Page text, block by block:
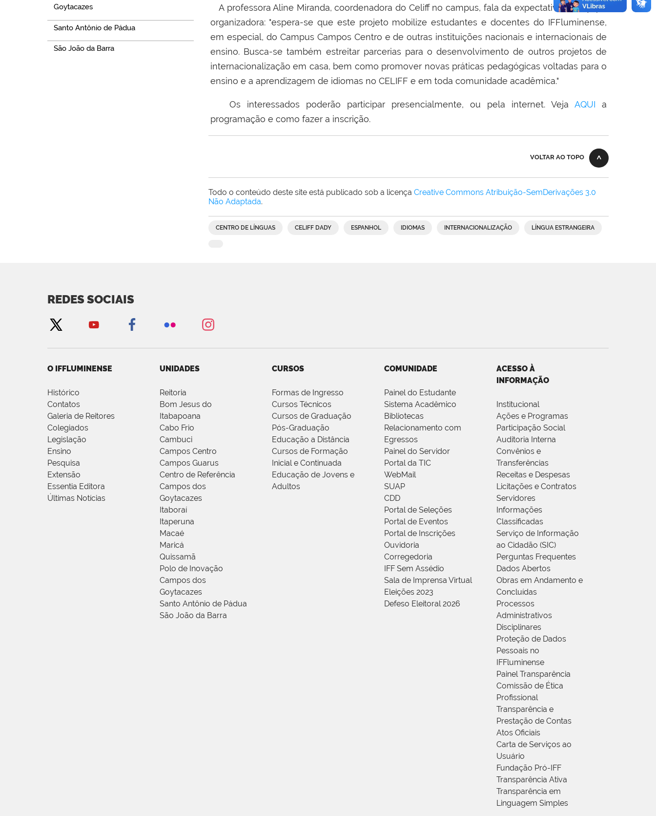
Goytacazes
Santo Antônio de Pádua
São João da Barra
A professora Aline Miranda, coordenadora do Celiff no campus, fala da expectativa da equipe
organizadora: "espera-se que este projeto mobilize estudantes e docentes do IFFluminense,
em especial, do Campus Campos Centro e de outras instituições nacionais e internacionais de
ensino. Busca-se também estreitar parcerias para o desenvolvimento de outros projetos de
internacionalização em casa, bem como promover novas práticas pedagógicas voltadas para o
ensino e a aprendizagem de idiomas no CELIFF e em toda comunidade acadêmica."
Os interessados poderão participar presencialmente, ou pela internet. Veja AQUI a
programação e como fazer a inscrição.
VOLTAR AO TOPO
Todo o conteúdo deste site está publicado sob a licença Creative Commons Atribuição-SemDerivações 3.0
Não Adaptada.
CENTRO DE LÍNGUAS CELIFF DADY ESPANHOL IDIOMAS INTERNACIONALIZAÇÃO LÍNGUA ESTRANGEIRA
REDES SOCIAIS
O IFFLUMINENSE
Histórico
Contatos
Galeria de Reitores
Colegiados
Legislação
Ensino
Pesquisa
Extensão
Essentia Editora
Últimas Notícias
UNIDADES
Reitoria
Bom Jesus do
Itabapoana
Cabo Frio
Cambuci
Campos Centro
Campos Guarus
Centro de Referência
Campos dos
Goytacazes
Itaboraí
Itaperuna
Macaé
Maricá
Quissamã
Polo de Inovação
Campos dos
Goytacazes
Santo Antônio de Pádua
São João da Barra
CURSOS
Formas de Ingresso
Cursos Técnicos
Cursos de Graduação
Pós-Graduação
Educação a Distância
Cursos de Formação
Inicial e Continuada
Educação de Jovens e
Adultos
COMUNIDADE
Painel do Estudante
Sistema Acadêmico
Bibliotecas
Relacionamento com
Egressos
Painel do Servidor
Portal da TIC
WebMail
SUAP
CDD
Portal de Seleções
Portal de Eventos
Portal de Inscrições
Ouvidoria
Corregedoria
IFF Sem Assédio
Sala de Imprensa Virtual
Eleições 2023
Defeso Eleitoral 2026
ACESSO À
INFORMAÇÃO
Institucional
Ações e Programas
Participação Social
Auditoria Interna
Convênios e
Transferências
Receitas e Despesas
Licitações e Contratos
Servidores
Informações
Classificadas
Serviço de Informação
ao Cidadão (SIC)
Perguntas Frequentes
Dados Abertos
Obras em Andamento e
Concluídas
Processos
Administrativos
Disciplinares
Proteção de Dados
Pessoais no
IFFluminense
Painel Transparência
Comissão de Ética
Profissional
Transparência e
Prestação de Contas
Atos Oficiais
Carta de Serviços ao
Usuário
Fundação Pró-IFF
Transparência Ativa
Transparência em
Linguagem Simples